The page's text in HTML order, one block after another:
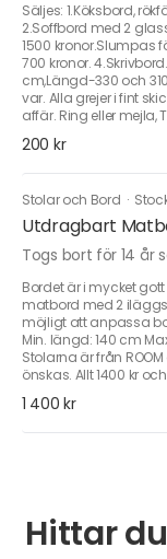
Säljes: 1.Köksbord,
2.Soffbord med 2
1500 kronor.Slumpas
700 kronor.
cm,Längd-330 och
var. Alla grejer i fint
affär. Ring eller mejla,
200 kr
Stolar och Bord ·
Utdragbart
Togs bort för 14 år
Bordet är i mycket
matbord med 2
möjligt att anpassa
Min. längd: 140 cm
Stolarna är från
önskas. Allt 1400 kr
1 400 kr
Hittar